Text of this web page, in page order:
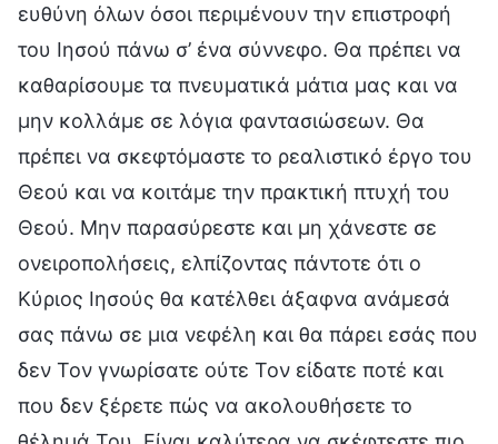
ευθύνη όλων όσοι περιμένουν την επιστροφή
του Ιησού πάνω σ’ ένα σύννεφο. Θα πρέπει να
καθαρίσουμε τα πνευματικά μάτια μας και να
μην κολλάμε σε λόγια φαντασιώσεων. Θα
πρέπει να σκεφτόμαστε το ρεαλιστικό έργο του
Θεού και να κοιτάμε την πρακτική πτυχή του
Θεού. Μην παρασύρεστε και μη χάνεστε σε
ονειροπολήσεις, ελπίζοντας πάντοτε ότι ο
Κύριος Ιησούς θα κατέλθει άξαφνα ανάμεσά
σας πάνω σε μια νεφέλη και θα πάρει εσάς που
δεν Τον γνωρίσατε ούτε Τον είδατε ποτέ και
που δεν ξέρετε πώς να ακολουθήσετε το